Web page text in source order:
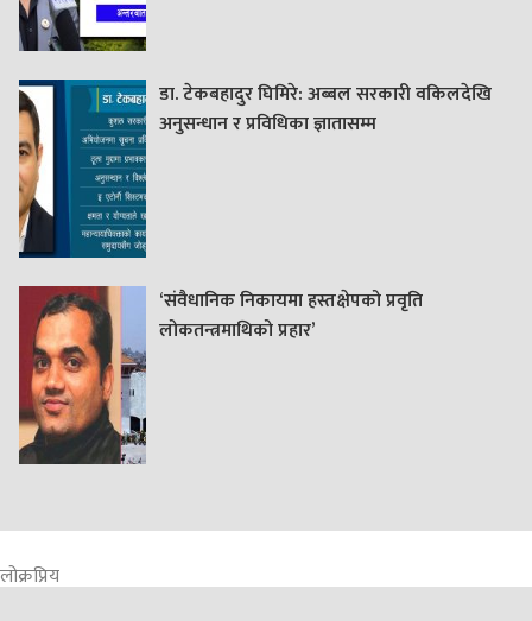
डा. टेकबहादुर घिमिरे: अब्बल सरकारी वकिलदेखि
अनुसन्धान र प्रविधिका ज्ञातासम्म
‘संवैधानिक निकायमा हस्तक्षेपको प्रवृति
लोकतन्त्रमाथिको प्रहार’
लोक्रप्रिय